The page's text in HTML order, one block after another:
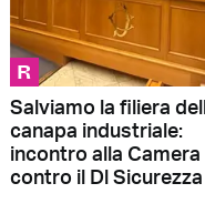
R
Salviamo la filiera
canapa industriale:
incontro alla Camera
contro il Dl Sicurezza